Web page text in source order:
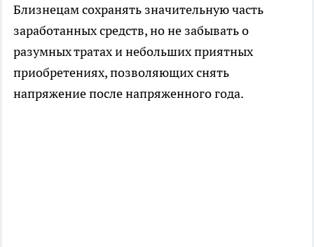
Близнецам сохранять значительную часть
заработанных средств, но не забывать о
разумных тратах и небольших приятных
приобретениях, позволяющих снять
напряжение после напряженного года.